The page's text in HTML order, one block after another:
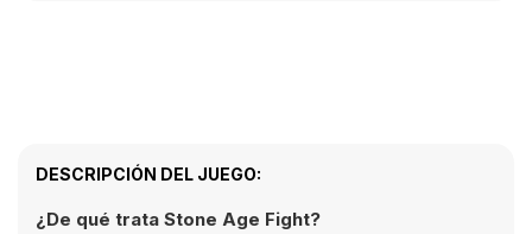
DESCRIPCIÓN DEL JUEGO:
¿De qué trata Stone Age Fight?